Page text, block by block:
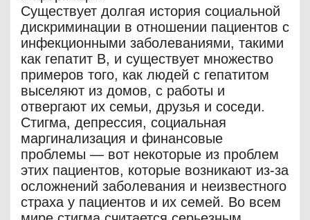
Существует долгая история социальной
дискриминации в отношении пациентов с
инфекционными заболеваниями, такими
как гепатит В, и существует множество
примеров того, как людей с гепатитом
выселяют из домов, с работы и
отвергают их семьи, друзья и соседи.
Стигма, депрессия, социальная
маргинализация и финансовые
проблемы — вот некоторые из проблем
этих пациентов, которые возникают из-за
осложнений заболевания и неизвестного
страха у пациентов и их семей. Во всем